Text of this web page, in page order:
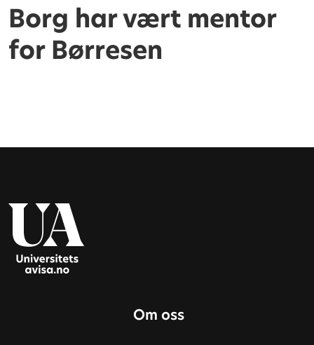
Borg har vært mentor
for Børresen
Om oss